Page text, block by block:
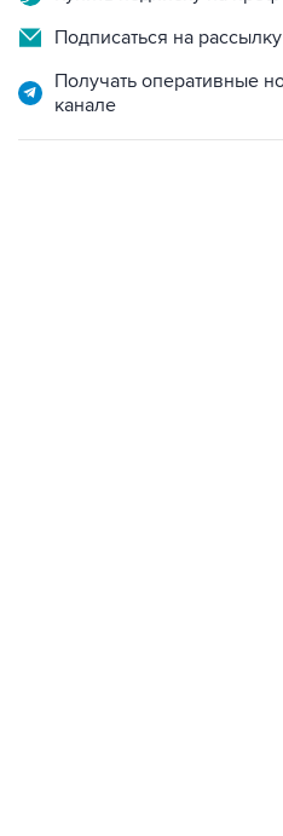
Получать оперативные